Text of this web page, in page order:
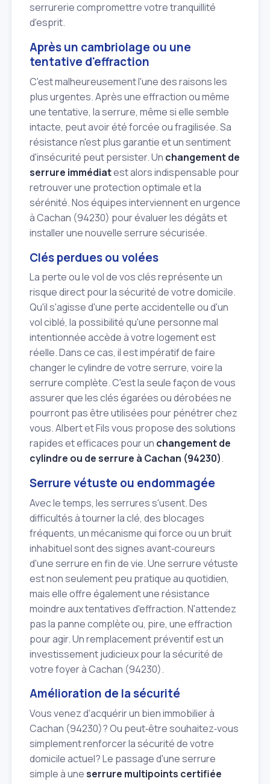
serrurerie compromettre votre tranquillité
d'esprit.
Après un cambriolage ou une
tentative d'effraction
C'est malheureusement l'une des raisons les
plus urgentes. Après une effraction ou même
une tentative, la serrure, même si elle semble
intacte, peut avoir été forcée ou fragilisée. Sa
résistance n'est plus garantie et un sentiment
d'insécurité peut persister. Un changement de
serrure immédiatest alors indispensable pour
retrouver une protection optimale et la
sérénité. Nos équipes interviennent en urgence
à Cachan (94230) pour évaluer les dégâts et
installer une nouvelle serrure sécurisée.
Clés perdues ou volées
La perte ou le vol de vos clés représente un
risque direct pour la sécurité de votre domicile.
Qu'il s'agisse d'une perte accidentelle ou d'un
vol ciblé, la possibilité qu'une personne mal
intentionnée accède à votre logement est
réelle. Dans ce cas, il est impératif de faire
changer le cylindre de votre serrure, voire la
serrure complète. C'est la seule façon de vous
assurer que les clés égarées ou dérobées ne
pourront pas être utilisées pour pénétrer chez
vous. Albert et Fils vous propose des solutions
rapides et efficaces pour un changement de
cylindre ou de serrure à Cachan (94230).
Serrure vétuste ou endommagée
Avec le temps, les serrures s'usent. Des
difficultés à tourner la clé, des blocages
fréquents, un mécanisme qui force ou un bruit
inhabituel sont des signes avant‑coureurs
d'une serrure en fin de vie. Une serrure vétuste
est non seulement peu pratique au quotidien,
mais elle offre également une résistance
moindre aux tentatives d'effraction. N'attendez
pas la panne complète ou, pire, une effraction
pour agir. Un remplacement préventif est un
investissement judicieux pour la sécurité de
votre foyer à Cachan (94230).
Amélioration de la sécurité
Vous venez d'acquérir un bien immobilier à
Cachan (94230)? Ou peut‑être souhaitez‑vous
simplement renforcer la sécurité de votre
domicile actuel? Le passage d'une serrure
simple à uneserrure multipoints certifiée